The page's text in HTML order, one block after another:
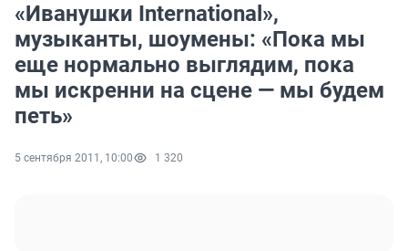
«Иванушки International»,
музыканты, шоумены: «Пока мы
еще нормально выглядим, пока
мы искренни на сцене — мы будем
петь»
5 сентября 2011, 10:00 1 320